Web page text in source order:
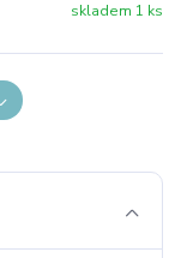
skladem 1 ks